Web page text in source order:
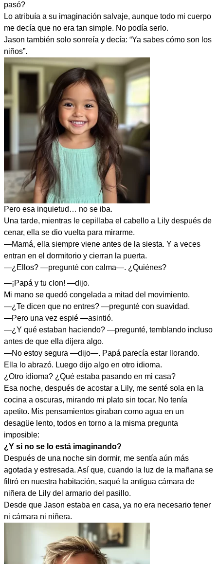
pasó?
Lo atribuía a su imaginación salvaje, aunque todo mi cuerpo
me decía que no era tan simple. No podía serlo.
Jason también solo sonreía y decía: “Ya sabes cómo son los
niños”.
Pero esa inquietud… no se iba.
Una tarde, mientras le cepillaba el cabello a Lily después de
cenar, ella se dio vuelta para mirarme.
—Mamá, ella siempre viene antes de la siesta. Y a veces
entran en el dormitorio y cierran la puerta.
—¿Ellos? —pregunté con calma—. ¿Quiénes?
—¡Papá y tu clon! —dijo.
Mi mano se quedó congelada a mitad del movimiento.
—¿Te dicen que no entres? —pregunté con suavidad.
—Pero una vez espié —asintió.
—¿Y qué estaban haciendo? —pregunté, temblando incluso
antes de que ella dijera algo.
—No estoy segura —dijo—. Papá parecía estar llorando.
Ella lo abrazó. Luego dijo algo en otro idioma.
¿Otro idioma? ¿Qué estaba pasando en mi casa?
Esa noche, después de acostar a Lily, me senté sola en la
cocina a oscuras, mirando mi plato sin tocar. No tenía
apetito. Mis pensamientos giraban como agua en un
desagüe lento, todos en torno a la misma pregunta
imposible:
¿Y si no se lo está imaginando?
Después de una noche sin dormir, me sentía aún más
agotada y estresada. Así que, cuando la luz de la mañana se
filtró en nuestra habitación, saqué la antigua cámara de
niñera de Lily del armario del pasillo.
Desde que Jason estaba en casa, ya no era necesario tener
ni cámara ni niñera.